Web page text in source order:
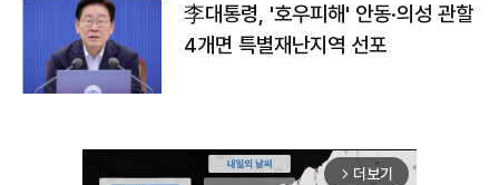
李대통령, '호우피해' 안동·의성 관할
4개면 특별재난지역 선포
arrow_forward_ios 더보기